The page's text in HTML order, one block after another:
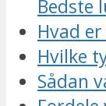
Bedste
Hvad
Hvilke
Sådan